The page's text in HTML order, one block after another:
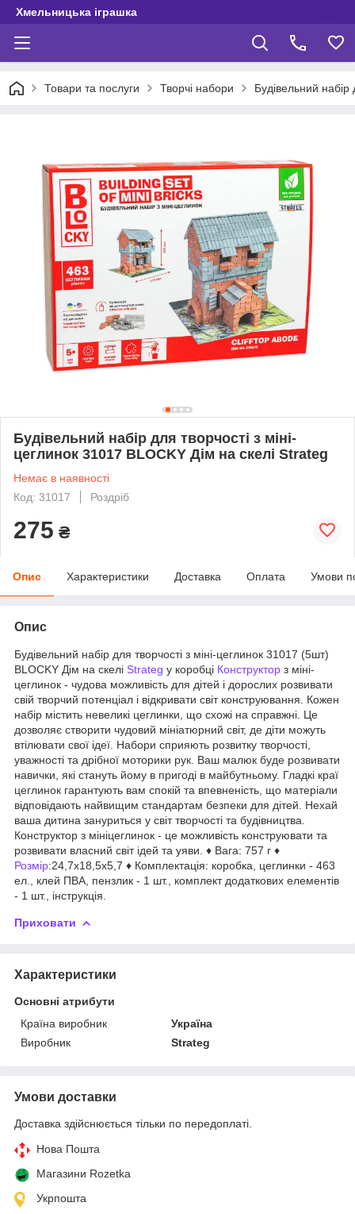
Хмельницька іграшка
Товари та послуги Творчі набори Будівельний набір
Будівельний набір для творчості з міні-
цеглинок 31017 BLOCKY Дім на скелі Strateg
Немає в наявності
Код: 31017
Роздріб
275 ₴
Опис Характеристики Доставка Оплата Умови
Опис
Будівельний набір для творчості з міні-цеглинок 31017 (5шт)
BLOCKY Дім на скелі Strateg у коробці Конструктор з міні-
цеглинок - чудова можливість для дітей і дорослих розвивати
свій творчий потенціал і відкривати світ конструювання. Кожен
набір містить невеликі цеглинки, що схожі на справжні. Це
дозволяє створити чудовий мініатюрний світ, де діти можуть
втілювати свої ідеї. Набори сприяють розвитку творчості,
уважності та дрібної моторики рук. Ваш малюк буде розвивати
навички, які стануть йому в пригоді в майбутньому. Гладкі краї
цеглинок гарантують вам спокій та впевненість, що матеріали
відповідають найвищим стандартам безпеки для дітей. Нехай
ваша дитина зануриться у світ творчості та будівництва.
Конструктор з мініцеглинок - це можливість конструювати та
розвивати власний світ ідей та уяви. ♦ Вага: 757 г ♦
Розмір:24,7х18,5х5,7 ♦ Комплектація: коробка, цеглинки - 463
ел., клей ПВА, пензлик - 1 шт., комплект додаткових елементів
- 1 шт., інструкція.
Приховати
Характеристики
Основні атрибути
Країна виробник
Україна
Виробник
Strateg
Умови доставки
Доставка здійснюється тільки по передоплаті.
Нова Пошта
Магазини Rozetka
Укрпошта